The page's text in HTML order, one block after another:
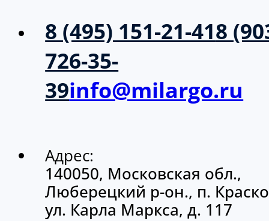
8 (495) 151-21-418
726-35-
39info@milargo.ru
Адрес:
140050, Московская обл.,
Люберецкий р-он., п.
ул. Карла Маркса, д. 117